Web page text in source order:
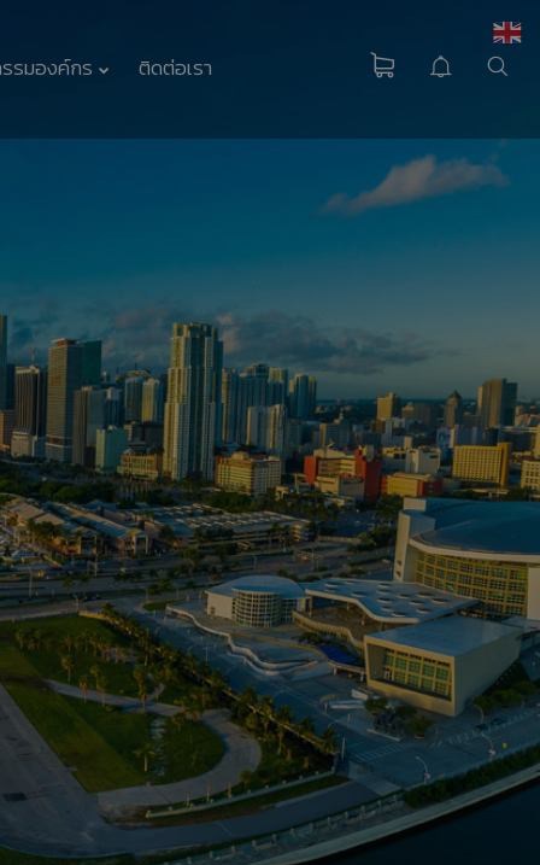
มาตรฐาน EN255-3
“อีโคเทค” ขึ้นแท่นผู้นำ
เครื่องทำน้ำร้อนฮีทปั้ม
ก.พลังงานรับรอง
นวัตกรรม
พบนวัตกรรมประหยัด
พลังงาน ในงาน
ASEAN
SUSTAINABLE
ENERGY WEEK 2017
รมองค์กร ติดต่อเรา